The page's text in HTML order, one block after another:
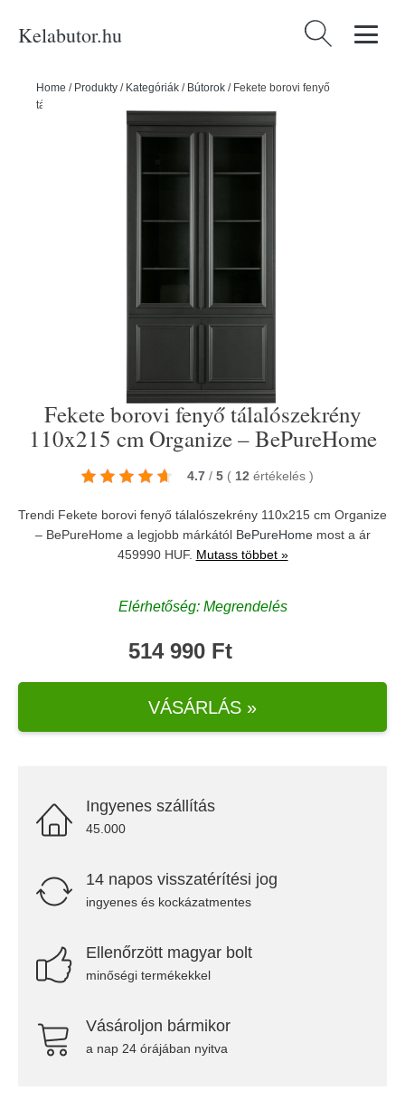
Kelabutor.hu Keresés:
Home / Produkty / Kategóriák / Bútorok / Fekete borovi fenyő
tálalószekrény 110x215 cm Organize – BePureHome
Fekete borovi fenyő tálalószekrény
110x215 cm Organize – BePureHome
4.7 / 5 ( 12 értékelés )
Trendi Fekete borovi fenyő tálalószekrény 110x215 cm Organize
– BePureHome a legjobb márkától BePureHomemost a ár
459990 HUF. Mutass többet »
Elérhetőség: Megrendelés
514 990 Ft
VÁSÁRLÁS »
Ingyenes szállítás
45.000
14 napos visszatérítési jog
ingyenes és kockázatmentes
Ellenőrzött magyar bolt
minőségi termékekkel
Vásároljon bármikor
a nap 24 órájában nyitva